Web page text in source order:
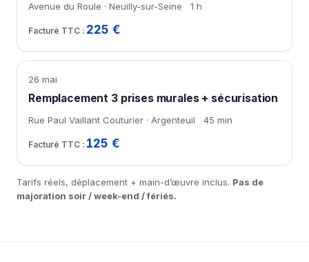
Avenue du Roule · Neuilly-sur-Seine 1 h
225 €
26 mai
Remplacement 3 prises murales + sécurisation
Rue Paul Vaillant Couturier · Argenteuil 45 min
125 €
Tarifs réels, déplacement + main-d’œuvre inclus. Pas de
majoration soir / week-end / fériés.